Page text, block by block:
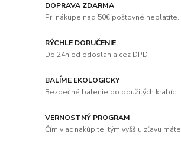
DOPRAVA ZDARMA
Pri nákupe nad 50€ poštovné neplatíte.
RÝCHLE DORUČENIE
Do 24h od odoslania cez DPD
BALÍME EKOLOGICKY
Bezpečné balenie do použitých krabíc
VERNOSTNÝ PROGRAM
Čím viac nakúpite, tým vyššiu zľavu máte